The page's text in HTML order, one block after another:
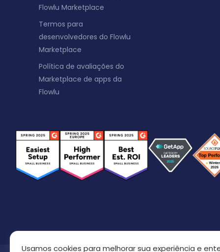
Flowlu Marketplace
Termos para
desenvolvedores do Flowlu
Marketplace
Política de avaliações do
Marketplace de apps da
Flowlu
Usamos cookies para melhorar sua experiência e